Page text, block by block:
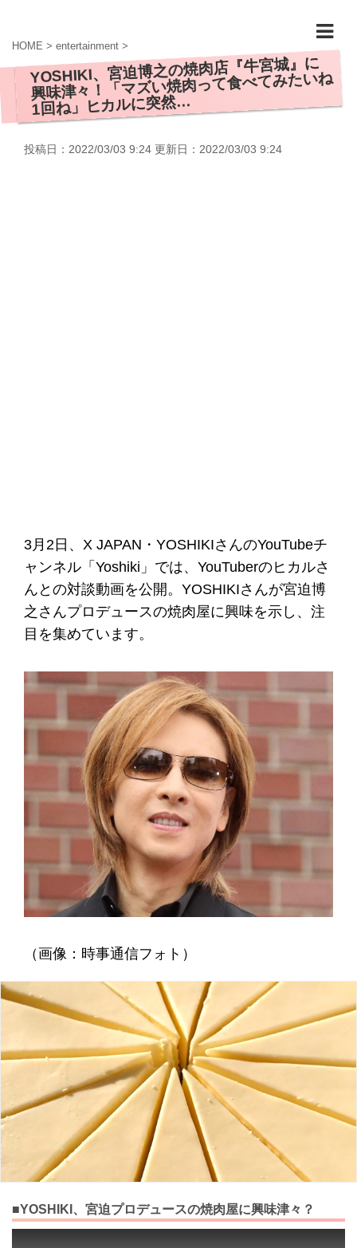
HOME > entertainment >
YOSHIKI、宮迫博之の焼肉店『牛宮城』に
興味津々！「マズい焼肉って食べてみたいね
1回ね」ヒカルに突然…
投稿日：2022/03/03 9:24 更新日： 2022/03/03 9:24
3月2日、X JAPAN・YOSHIKIさんのYouTubeチ
ャンネル「Yoshiki」では、YouTuberのヒカルさ
んとの対談動画を公開。YOSHIKIさんが宮迫博
之さんプロデュースの焼肉屋に興味を示し、注
目を集めています。
（画像：時事通信フォト）
■YOSHIKI、宮迫プロデュースの焼肉屋に興味津々？